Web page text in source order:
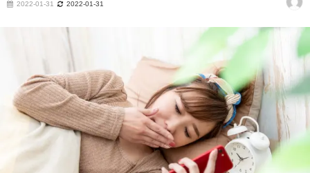
2022-01-31 2022-01-31